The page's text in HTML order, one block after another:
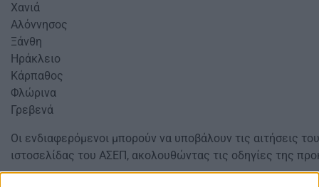
Χανιά​
Αλόννησος​
Ξάνθη​
Ηράκλειο​
Κάρπαθος​
Φλώρινα​
Γρεβενά​
Οι ενδιαφερόμενοι μπορούν να υποβάλουν τις αιτήσεις
ιστοσελίδας του ΑΣΕΠ, ακολουθώντας τις οδηγίες της